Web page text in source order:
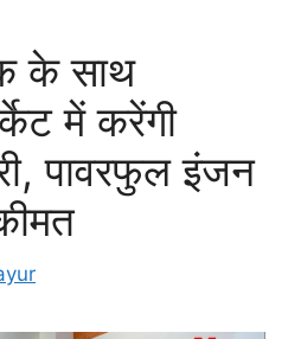
के साथ
में करेंगी
पावरफुल इंजन